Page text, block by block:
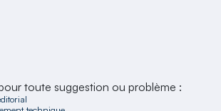
toute suggestion ou problème :